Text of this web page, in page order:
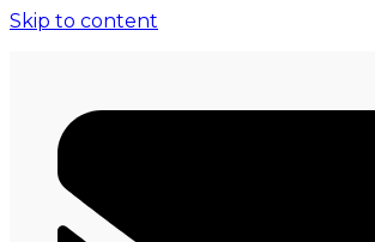
Skip to content